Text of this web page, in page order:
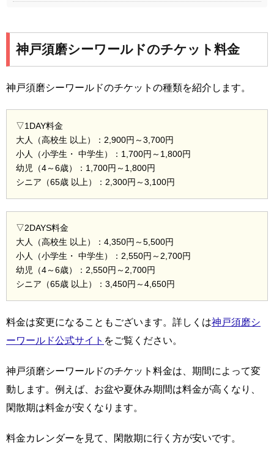
神戸須磨シーワールドのチケット料金
神戸須磨シーワールドのチケットの種類を紹介します。
▽1DAY料金
大人（高校生 以上）：2,900円～3,700円
小人（小学生・ 中学生）：1,700円～1,800円
幼児（4～6歳）：1,700円～1,800円
シニア（65歳 以上）：2,300円～3,100円
▽2DAYS料金
大人（高校生 以上）：4,350円～5,500円
小人（小学生・ 中学生）：2,550円～2,700円
幼児（4～6歳）：2,550円～2,700円
シニア（65歳 以上）：3,450円～4,650円
料金は変更になることもございます。詳しくは神戸須磨シ
ーワールド公式サイト をご覧ください。
神戸須磨シーワールドのチケット料金は、期間によって変
動します。例えば、お盆や夏休み期間は料金が高くなり、
閑散期は料金が安くなります。
料金カレンダーを見て、閑散期に行く方が安いです。